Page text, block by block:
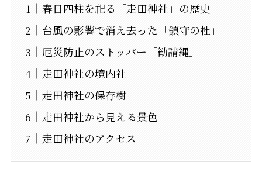
春日四柱を祀る「走田神社」の歴史
台風の影響で消え去った「鎮守の杜」
厄災防止のストッパー「勧請縄」
走田神社の境内社
走田神社の保存樹
走田神社から見える景色
走田神社のアクセス